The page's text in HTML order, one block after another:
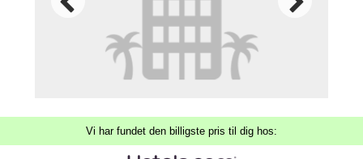
Vi har fundet den billigste pris til dig hos: